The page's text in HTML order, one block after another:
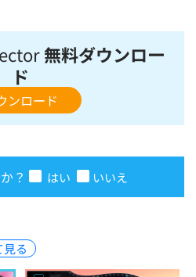
無料ダウンロー
ド
ンロード
？ はい いいえ
見る